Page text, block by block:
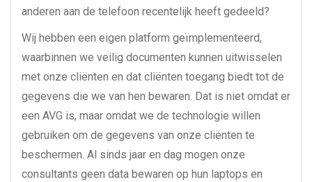
anderen aan de telefoon recentelijk heeft gedeeld?
Wij hebben een eigen platform geïmplementeerd,
waarbinnen we veilig documenten kunnen uitwisselen
met onze cliënten en dat cliënten toegang biedt tot de
gegevens die we van hen bewaren. Dat is niet omdat er
een AVG is, maar omdat we de technologie willen
gebruiken om de gegevens van onze cliënten te
beschermen. Al sinds jaar en dag mogen onze
consultants geen data bewaren op hun laptops en